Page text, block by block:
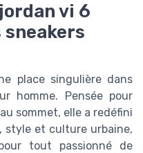
vi 6
sneakers
place singulière dans
homme. Pensée pour
sommet, elle a redéfini
style et culture urbaine,
tout passionné de